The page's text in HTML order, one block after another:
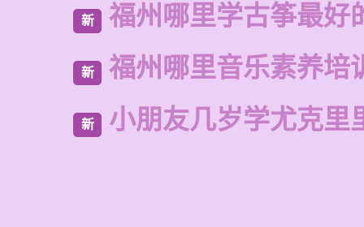
新 福州哪里学古筝最好
新 福州哪里音乐素养培
新 小朋友几岁学尤克里